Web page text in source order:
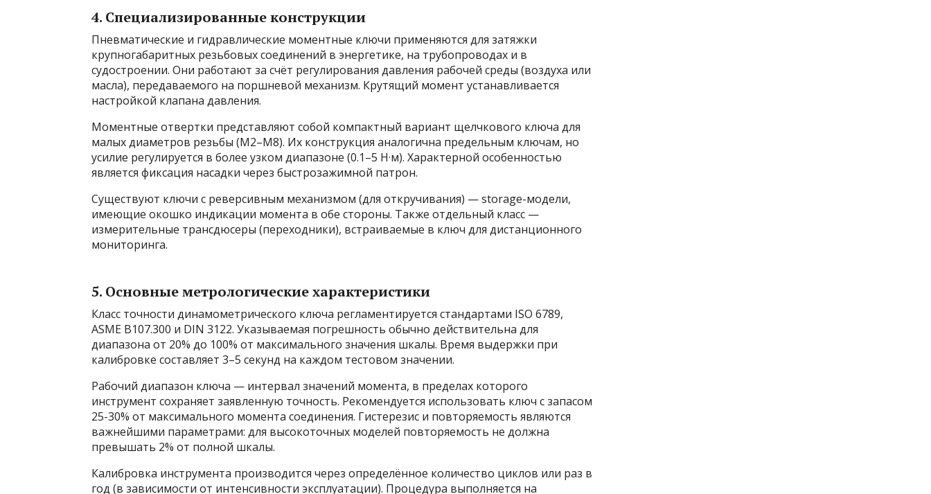
4. Специализированные конструкции
Пневматические и гидравлические моментные ключи применяются для затяжки
крупногабаритных резьбовых соединений в энергетике, на трубопроводах и в
судостроении. Они работают за счёт регулирования давления рабочей среды (воздуха или
масла), передаваемого на поршневой механизм. Крутящий момент устанавливается
настройкой клапана давления.
Моментные отвертки представляют собой компактный вариант щелчкового ключа для
малых диаметров резьбы (M2–M8). Их конструкция аналогична предельным ключам, но
усилие регулируется в более узком диапазоне (0.1–5 Н·м). Характерной особенностью
является фиксация насадки через быстрозажимной патрон.
Существуют ключи с реверсивным механизмом (для откручивания) — storage-модели,
имеющие окошко индикации момента в обе стороны. Также отдельный класс —
измерительные трансдюсеры (переходники), встраиваемые в ключ для дистанционного
мониторинга.
5. Основные метрологические характеристики
Класс точности динамометрического ключа регламентируется стандартами ISO 6789,
ASME B107.300 и DIN 3122. Указываемая погрешность обычно действительна для
диапазона от 20% до 100% от максимального значения шкалы. Время выдержки при
калибровке составляет 3–5 секунд на каждом тестовом значении.
Рабочий диапазон ключа — интервал значений момента, в пределах которого
инструмент сохраняет заявленную точность. Рекомендуется использовать ключ с запасом
25-30% от максимального момента соединения. Гистерезис и повторяемость являются
важнейшими параметрами: для высокоточных моделей повторяемость не должна
превышать 2% от полной шкалы.
Калибровка инструмента производится через определённое количество циклов или раз в
год (в зависимости от интенсивности эксплуатации). Процедура выполняется на